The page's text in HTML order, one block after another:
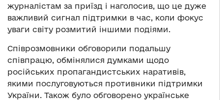
журналістам за приїзд і наголосив, що це дуже
важливий сигнал підтримки в час, коли фокус
уваги світу розмитий іншими подіями.
Співрозмовники обговорили подальшу
співпрацю, обмінялися думками щодо
російських пропагандистських наративів,
якими послуговуються противники підтримки
України. Також було обговорено українське